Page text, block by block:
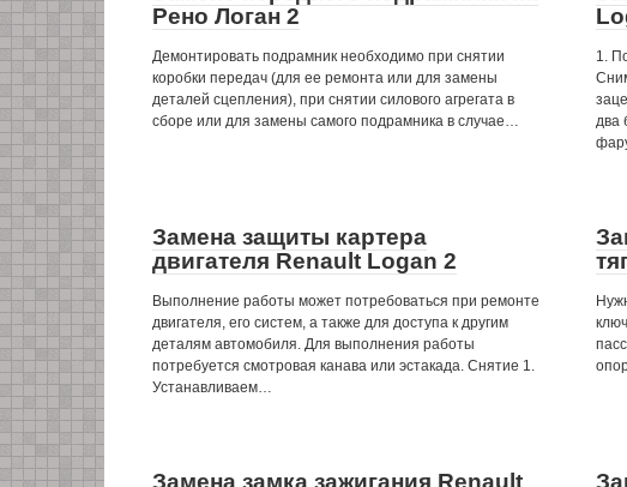
Рено Логан 2
Демонтировать подрамник необходимо при снятии
коробки передач (для ее ремонта или для замены
деталей сцепления), при снятии силового агрегата в
сборе или для замены самого подрамника в случае…
1.
два
Замена защиты картера
двигателя Renault Logan 2
Выполнение работы может потребоваться при ремонте
двигателя, его систем, а также для доступа к другим
деталям автомобиля. Для выполнения работы
потребуется смотровая канава или эстакада. Снятие 1.
Устанавливаем…
Замена замка зажигания Renault